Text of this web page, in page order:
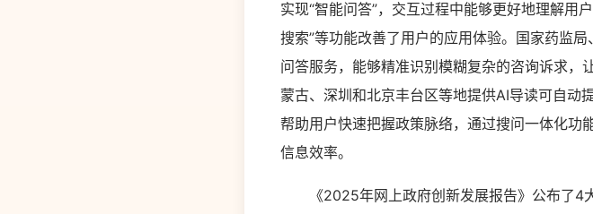
实现“智能问答”，交互过程中能够更好地理解用
搜索”等功能改善了用户的应用体验。国家药监
问答服务，能够精准识别模糊复杂的咨询诉求，
蒙古、深圳和北京丰台区等地提供AI导读可自动
帮助用户快速把握政策脉络，通过搜问一体化功
信息效率。
《2025年网上政府创新发展报告》公布了4